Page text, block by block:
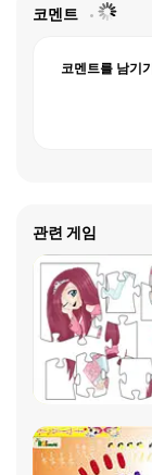
코멘트
코멘트를 남기
관련 게임